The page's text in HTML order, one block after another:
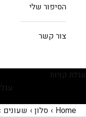
הסיפור שלי
צור קשר
עגלת קניות
Home
› סלון › שעונים